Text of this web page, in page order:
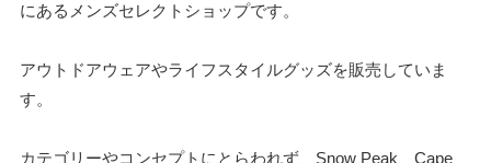
にあるメンズセレクトショップです。
アウトドアウェアやライフスタイルグッズを販売していま
す。
カテゴリーやコンセプトにとらわれず、Snow Peak、Cape